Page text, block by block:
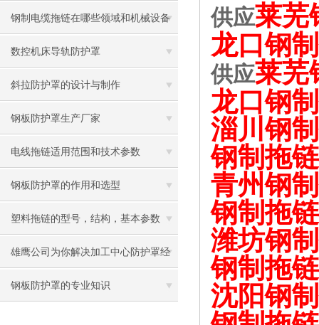
听钢铝拖链厂家怎么说！
钢制电缆拖链在哪些领域和机械设备
中有广泛应用？
数控机床导轨防护罩
斜拉防护罩的设计与制作
钢板防护罩生产厂家
电线拖链适用范围和技术参数
钢板防护罩的作用和选型
塑料拖链的型号，结构，基本参数
雄鹰公司为你解决加工中心防护罩经
常脱节的问题
钢板防护罩的专业知识
供应莱芜
龙口钢
供应莱芜
龙口钢
淄川钢
钢制拖链
青州钢
钢制拖链
潍坊钢
钢制拖链
沈阳钢